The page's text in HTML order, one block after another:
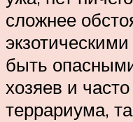
сложнее
быть
хозяев и
террариума,